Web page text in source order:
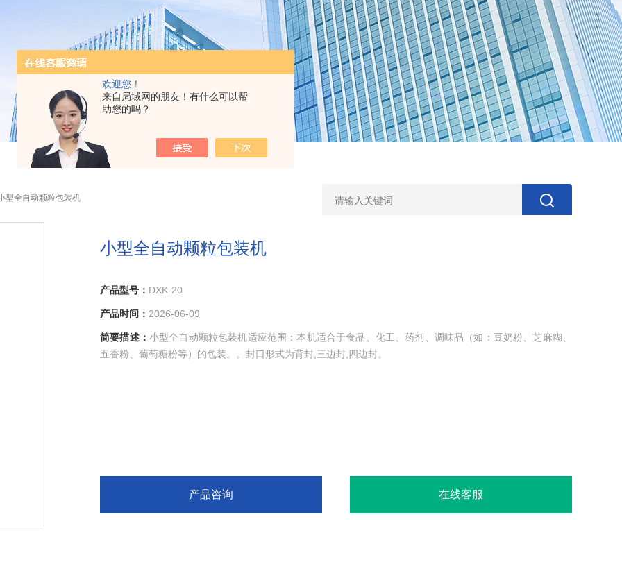
欢迎您！
来自局域网的朋友！有什么可以帮
助您的吗？
型全自动颗粒包装机
小型全自动颗粒包装机
产品型号： DXK-20
产品时间： 2026-06-09
简要描述： 小型全自动颗粒包装机适应范围：本机适合于食品、化工、药剂、调味品（如：豆奶粉、芝麻糊、
五香粉、葡萄糖粉等）的包装。。封口形式为背封,三边封,四边封。
产品咨询 在线客服